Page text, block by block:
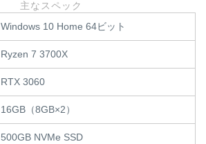
主なスペック
Windows 10 Home 64ビット
Ryzen 7 3700X
RTX 3060
16GB（8GB×2）
500GB NVMe SSD